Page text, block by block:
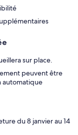
sur place.
peuvent être
automatique
du 8 janvier au 14